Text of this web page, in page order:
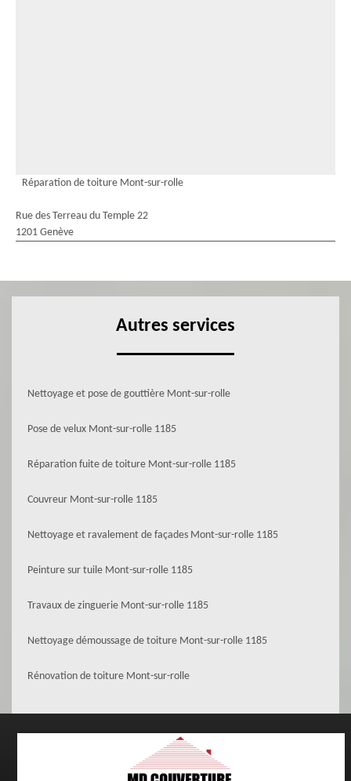
Réparation de toiture Mont-sur-rolle
Rue des Terreau du Temple 22
1201 Genève
Autres services
Nettoyage et pose de gouttière Mont-sur-rolle
Pose de velux Mont-sur-rolle 1185
Réparation fuite de toiture Mont-sur-rolle 1185
Couvreur Mont-sur-rolle 1185
Nettoyage et ravalement de façades Mont-sur-rolle 1185
Peinture sur tuile Mont-sur-rolle 1185
Travaux de zinguerie Mont-sur-rolle 1185
Nettoyage démoussage de toiture Mont-sur-rolle 1185
Rénovation de toiture Mont-sur-rolle